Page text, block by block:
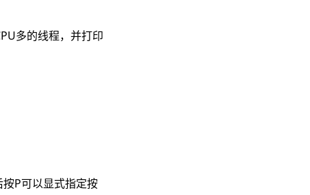
多的线程，并打印
P可以显式指定按